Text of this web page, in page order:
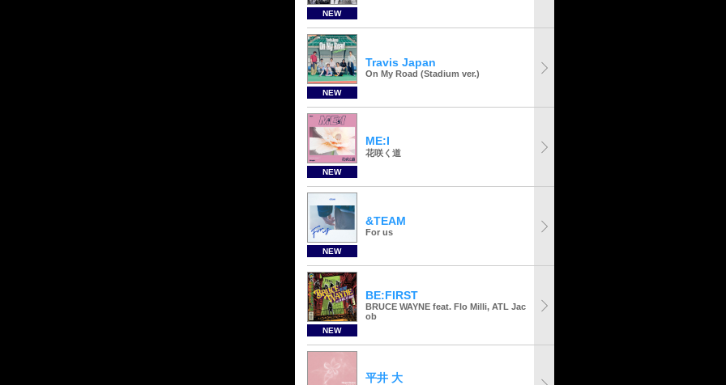
NEW
NEW
Travis Japan
On My Road (Stadium ver.)
NEW
ME:I
花咲く道
NEW
&TEAM
For us
NEW
BE:FIRST
BRUCE WAYNE feat. Flo Milli, ATL Jac
ob
平井 大